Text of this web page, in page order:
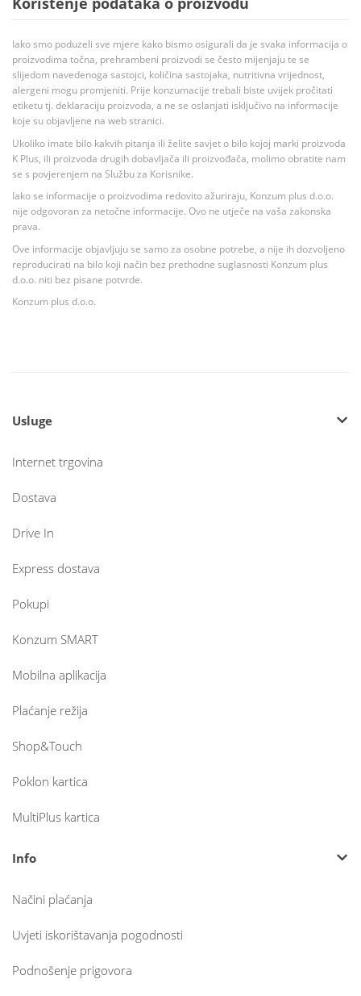
Iako smo poduzeli sve mjere kako bismo osigurali da je svaka informacija o
proizvodima točna, prehrambeni proizvodi se često mijenjaju te se
slijedom navedenoga sastojci, količina sastojaka, nutritivna vrijednost,
alergeni mogu promjeniti. Prije konzumacije trebali biste uvijek pročitati
etiketu tj. deklaraciju proizvoda, a ne se oslanjati isključivo na informacije
koje su objavljene na web stranici.
Ukoliko imate bilo kakvih pitanja ili želite savjet o bilo kojoj marki proizvoda
K Plus, ili proizvoda drugih dobavljača ili proizvođača, molimo obratite nam
se s povjerenjem na Službu za Korisnike.
Iako se informacije o proizvodima redovito ažuriraju, Konzum plus d.o.o.
nije odgovoran za netočne informacije. Ovo ne utječe na vaša zakonska
prava.
Ove informacije objavljuju se samo za osobne potrebe, a nije ih dozvoljeno
reproducirati na bilo koji način bez prethodne suglasnosti Konzum plus
d.o.o. niti bez pisane potvrde.
Konzum plus d.o.o.
Usluge
Internet trgovina
Dostava
Drive In
Express dostava
Pokupi
Konzum SMART
Mobilna aplikacija
Plaćanje režija
Shop&Touch
Poklon kartica
MultiPlus kartica
Info
Načini plaćanja
Uvjeti iskorištavanja pogodnosti
Podnošenje prigovora